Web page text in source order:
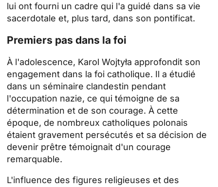
lui ont fourni un cadre qui l'a guidé dans sa vie
sacerdotale et, plus tard, dans son pontificat.
Premiers pas dans la foi
À l'adolescence, Karol Wojtyła approfondit son
engagement dans la foi catholique. Il a étudié
dans un séminaire clandestin pendant
l'occupation nazie, ce qui témoigne de sa
détermination et de son courage. À cette
époque, de nombreux catholiques polonais
étaient gravement persécutés et sa décision de
devenir prêtre témoignait d'un courage
remarquable.
L'influence des figures religieuses et des